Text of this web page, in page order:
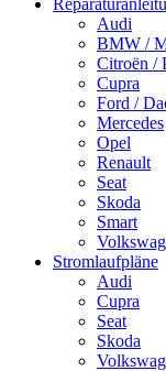
Audi
BMW /
Citroën /
Cupra
Ford /
Mercedes
Opel
Renault
Seat
Skoda
Smart
Stromlaufpläne
Audi
Cupra
Seat
Skoda